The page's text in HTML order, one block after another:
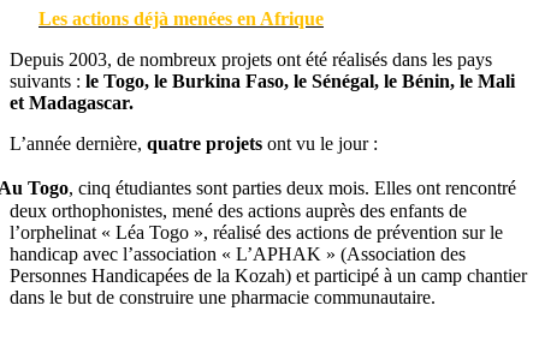
Les actions déjà menées en Afrique
Depuis 2003, de nombreux projets ont été réalisés dans les pays
suivants : le Togo, le Burkina Faso, le Sénégal, le Bénin, le Mali
et Madagascar.
L’année dernière, quatre projets ont vu le jour :
Togo, cinq étudiantes sont parties deux mois. Elles ont rencontré
deux orthophonistes, mené des actions auprès des enfants de
l’orphelinat « Léa Togo », réalisé des actions de prévention sur le
handicap avec l’association « L’APHAK » (Association des
Personnes Handicapées de la Kozah) et participé à un camp chantier
dans le but de construire une pharmacie communautaire.